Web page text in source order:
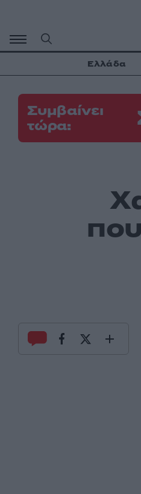
περιεχόμενο
Ελλάδα
Συμβαίνει
τώρα: